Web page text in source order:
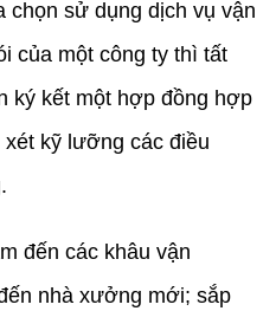
chọn sử dụng dịch vụ vận
của một công ty thì tất
ký kết một hợp đồng hợp
kỹ lưỡng các điều
đến các khâu vận
nhà xưởng mới; sắp